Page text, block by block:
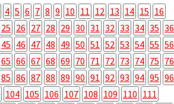
4 5 6 7 8 9 10 11 12 13 14 15 16
25 26 27 28 29 30 31 32 33 34 35 36
45 46 47 48 49 50 51 52 53 54 55 56
65 66 67 68 69 70 71 72 73 74 75 76
85 86 87 88 89 90 91 92 93 94 95 96
104 105 106 107 108 109 110 111